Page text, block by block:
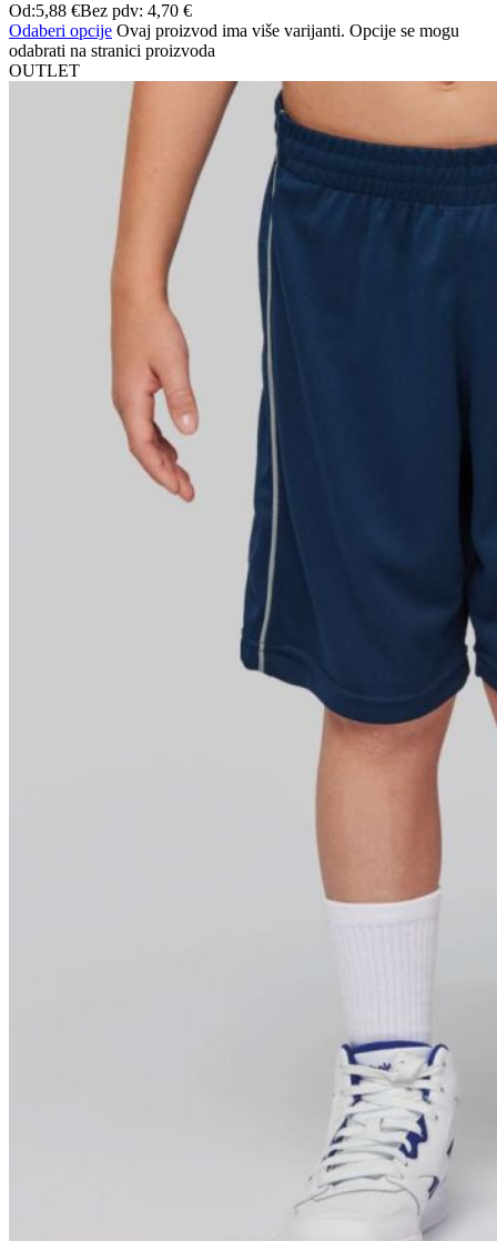
Od:5,88 €Bez pdv: 4,70 €
Odaberi opcije Ovaj proizvod ima više varijanti. Opcije se mogu
odabrati na stranici proizvoda
OUTLET